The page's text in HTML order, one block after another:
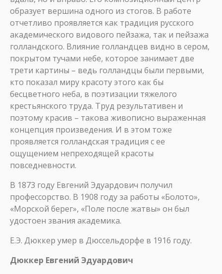
образует вершина одного из стогов. В работе
отчетливо проявляется как традиция русского
академического видового пейзажа, так и пейзажа
голландского. Влияние голландцев видно в сером,
покрытом тучами небе, которое занимает две
трети картины – ведь голландцы были первыми,
кто показал миру красоту этого как бы
бесцветного неба, в поэтизации тяжелого
крестьянского труда. Труд результативен и
поэтому красив – такова живописно выраженная
концепция произведения. И в этом тоже
проявляется голландская традиция с ее
ощущением непреходящей красоты
повседневности.
В 1873 году Евгений Эдуардович получил
профессорство. В 1908 году за работы «Болото»,
«Морской берег», «Поле после жатвы» он был
удостоен звания академика.
Е.Э. Дюккер умер в Дюссельдорфе в 1916 году.
Дюккер Евгений Эдуардович